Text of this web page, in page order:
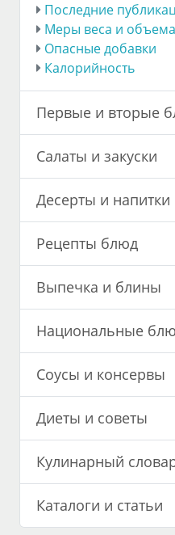
Последние
Меры веса и объема
Опасные добавки
Калорийность
Первые и вторые
Салаты и закуски
Десерты и напитки
Рецепты блюд
Выпечка и блины
Национальные
Соусы и консервы
Диеты и советы
Кулинарный
Каталоги и статьи